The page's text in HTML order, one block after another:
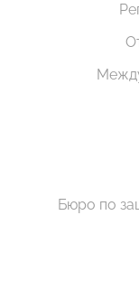
Бюро по